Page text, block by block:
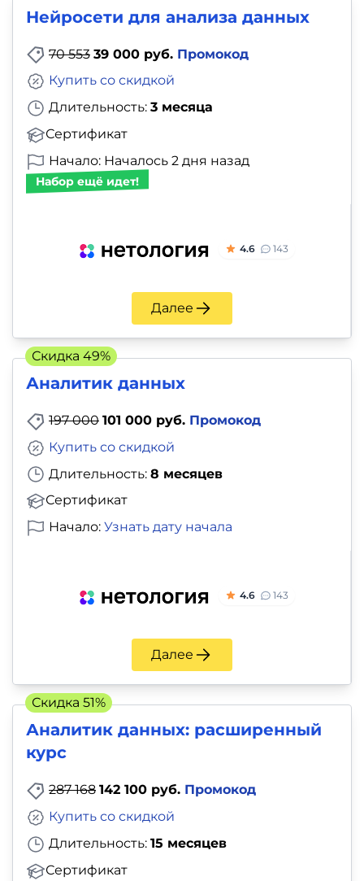
Нейросети для анализа данных
70 553 39 000 руб. Промокод
Длительность: 3 месяца
Сертификат
Купить со скидкой
Начало: Началось 2 дня назад
Набор ещё идет!
4.6 143
Далее
Аналитик данных
197 000 101 000 руб. Промокод
Длительность: 8 месяцев
Сертификат
Купить со скидкой
Начало: Узнать дату начала
4.6 143
Далее
Скидка 49%
Аналитик данных: расширенный
курс
287 168 142 100 руб. Промокод
Длительность: 15 месяцев
Сертификат
Купить со скидкой
Скидка 51%